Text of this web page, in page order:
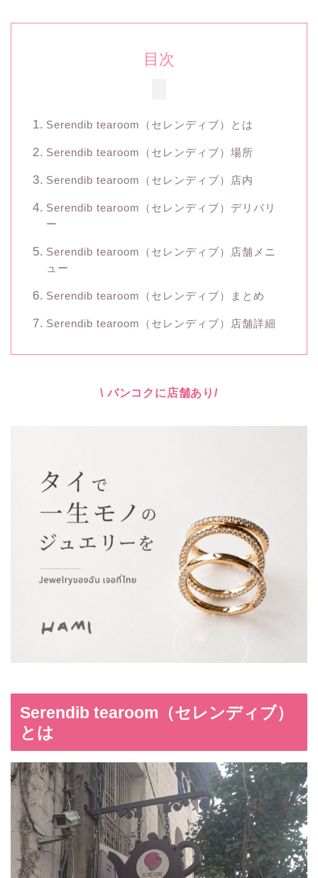
目次
Serendib tearoom（セレンディブ）とは
Serendib tearoom（セレンディブ）場所
Serendib tearoom（セレンディブ）店内
Serendib tearoom（セレンディブ）デリバリ
ー
Serendib tearoom（セレンディブ）店舗メニ
ュー
Serendib tearoom（セレンディブ）まとめ
Serendib tearoom（セレンディブ）店舗詳細
\ バンコクに店舗あり/
Serendib tearoom（セレンディブ）
とは